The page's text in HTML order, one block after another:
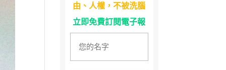
由、人權，不被洗腦
立即免費訂閱電子報